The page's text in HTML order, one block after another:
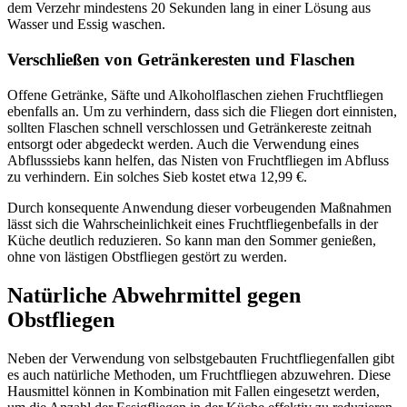
dem Verzehr mindestens 20 Sekunden lang in einer Lösung aus
Wasser und Essig waschen.
Verschließen von Getränkeresten und Flaschen
Offene Getränke, Säfte und Alkoholflaschen ziehen Fruchtfliegen
ebenfalls an. Um zu verhindern, dass sich die Fliegen dort einnisten,
sollten Flaschen schnell verschlossen und Getränkereste zeitnah
entsorgt oder abgedeckt werden. Auch die Verwendung eines
Abflusssiebs kann helfen, das Nisten von Fruchtfliegen im Abfluss
zu verhindern. Ein solches Sieb kostet etwa 12,99 €.
Durch konsequente Anwendung dieser vorbeugenden Maßnahmen
lässt sich die Wahrscheinlichkeit eines Fruchtfliegenbefalls in der
Küche deutlich reduzieren. So kann man den Sommer genießen,
ohne von lästigen Obstfliegen gestört zu werden.
Natürliche Abwehrmittel gegen
Obstfliegen
Neben der Verwendung von selbstgebauten Fruchtfliegenfallen gibt
es auch natürliche Methoden, um Fruchtfliegen abzuwehren. Diese
Hausmittel können in Kombination mit Fallen eingesetzt werden,